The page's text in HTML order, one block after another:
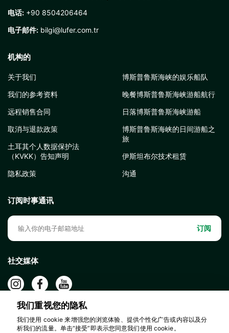
电话: +90 8504206464
电子邮件: bilgi@lufer.com.tr
机构的
关于我们
我们的参考资料
远程销售合同
取消与退款政策
土耳其个人数据保护法
（KVKK）告知声明
隐私政策
博斯普鲁斯海峡的娱乐船队
晚餐博斯普鲁斯海峡游船航行
日落博斯普鲁斯海峡游船
博斯普鲁斯海峡的日间游船之
旅
伊斯坦布尔技术租赁
沟通
订阅时事通讯
订阅
社交媒体
我们重视您的隐私
我们使用 cookie 来增强您的浏览体验、提供个性化广告或内容以及分
析我们的流量。单击“接受”即表示您同意我们使用 cookie。